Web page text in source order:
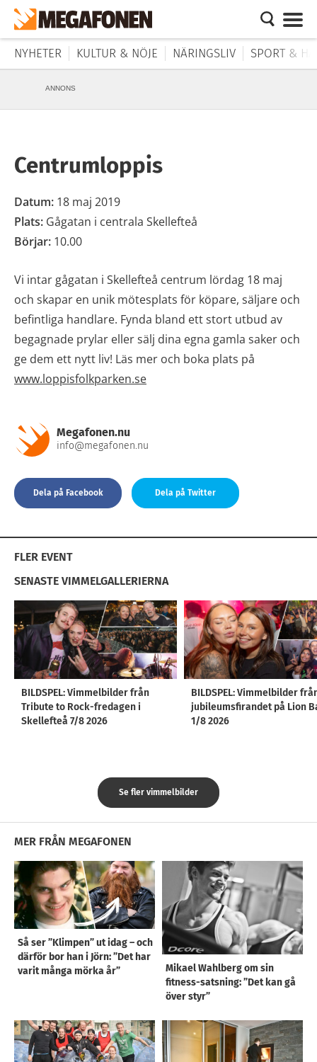
NYHETER KULTUR & NÖJE NÄRINGSLIV SPORT &
ANNONS
Centrumloppis
Datum: 18 maj 2019
Plats: Gågatan i centrala Skellefteå
Börjar: 10.00
Vi intar gågatan i Skellefteå centrum lördag 18 maj
och skapar en unik mötesplats för köpare, säljare och
befintliga handlare. Fynda bland ett stort utbud av
begagnade prylar eller sälj dina egna gamla saker och
ge dem ett nytt liv! Läs mer och boka plats på
www.loppisfolkparken.se
Megafonen.nu
info@megafonen.nu
Dela på Facebook Dela på Twitter
FLER EVENT
SENASTE VIMMELGALLERIERNA
BILDSPEL: Vimmelbilder från
Tribute to Rock-fredagen i
Skellefteå 7/8 2026
BILDSPEL: Vimmelbilder
jubileumsfirandet på Lion
1/8 2026
Se fler vimmelbilder
MER FRÅN MEGAFONEN
Så ser ”Klimpen” ut idag – och
därför bor han i Jörn: ”Det har
varit många mörka år”
Mikael Wahlberg om sin
fitness-satsning: ”Det kan gå
över styr”